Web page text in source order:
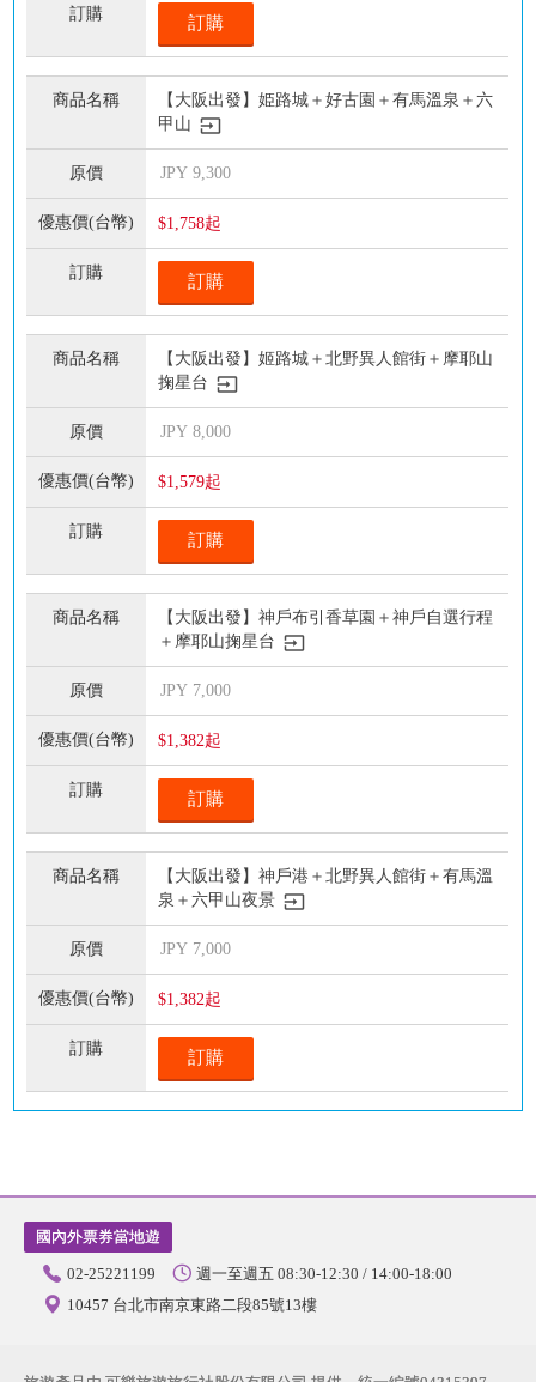
訂購
【大阪出發】姫路城＋好古園＋有馬溫泉＋六
甲山
JPY 9,300
$1,758起
訂購
【大阪出發】姬路城＋北野異人館街＋摩耶山
掬星台
JPY 8,000
$1,579起
訂購
【大阪出發】神戶布引香草園＋神戶自選行程
＋摩耶山掬星台
JPY 7,000
$1,382起
訂購
【大阪出發】神戶港＋北野異人館街＋有馬溫
泉＋六甲山夜景
JPY 7,000
$1,382起
訂購
國內外票券當地遊
02-25221199
週一至週五 08:30-12:30 / 14:00-18:00
10457 台北市南京東路二段85號13樓